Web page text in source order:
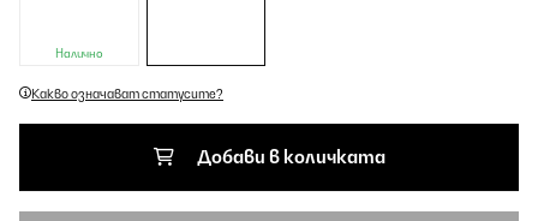
Налично
Какво означават статусите?
Добави в количката